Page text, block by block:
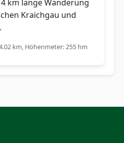
km lange Wanderung
Kraichgau und
km, Höhenmeter: 255 hm